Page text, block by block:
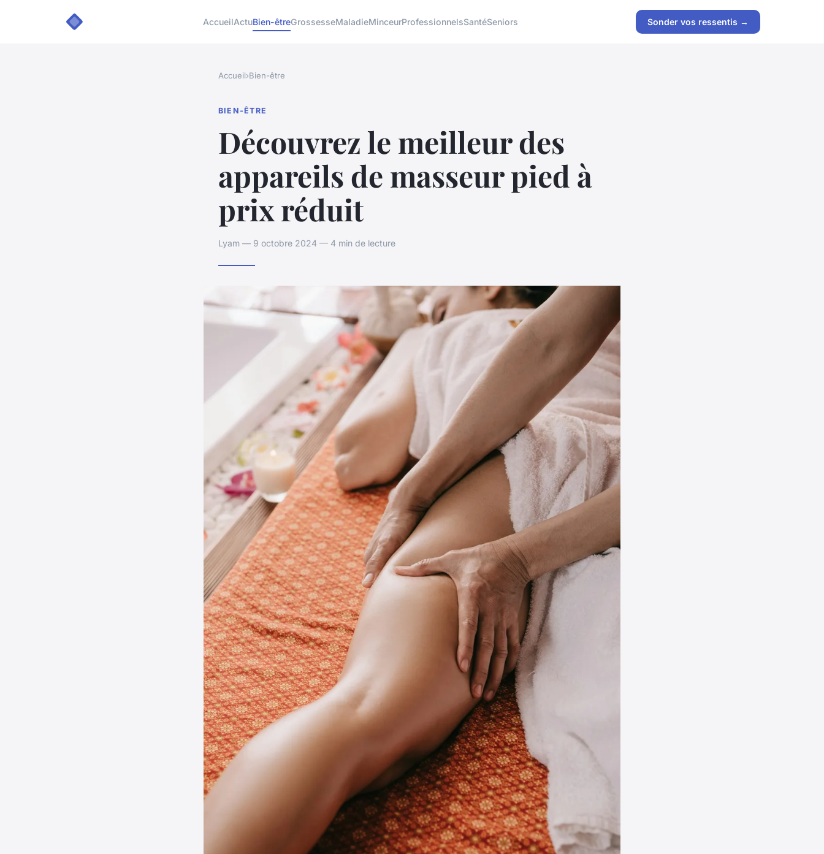
AccueilActuBien-êtreGrossesseMaladieMinceurProfessionnelsSantéSeniors Sonder vos ressentis →
Accueil›Bien-être
BIEN-ÊTRE
Découvrez le meilleur des
appareils de masseur pied à
prix réduit
Lyam — 9 octobre 2024 — 4 min de lecture